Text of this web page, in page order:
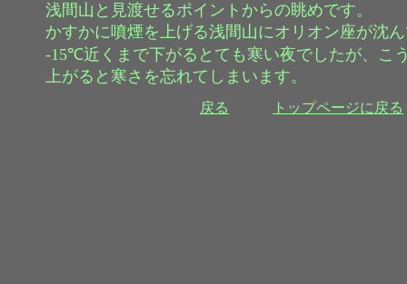
浅間山と見渡せるポイントからの眺めです。
かすかに噴煙を上げる浅間山にオリオン座が沈
-15℃近くまで下がるとても寒い夜でしたが、こ
上がると寒さを忘れてしまいます。
トップページに戻る
戻る